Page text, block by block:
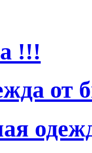
!!!
от